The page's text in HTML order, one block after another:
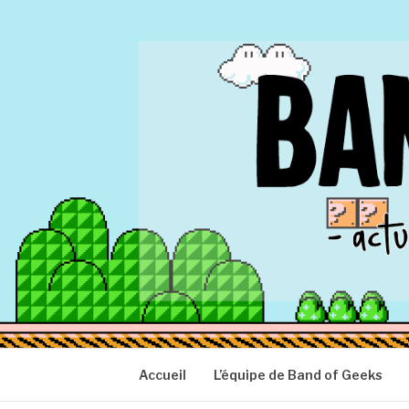
BAND OF
Actu Geek d'hier et d'aujourd'hui
Accueil L’équipe de Band of Geeks